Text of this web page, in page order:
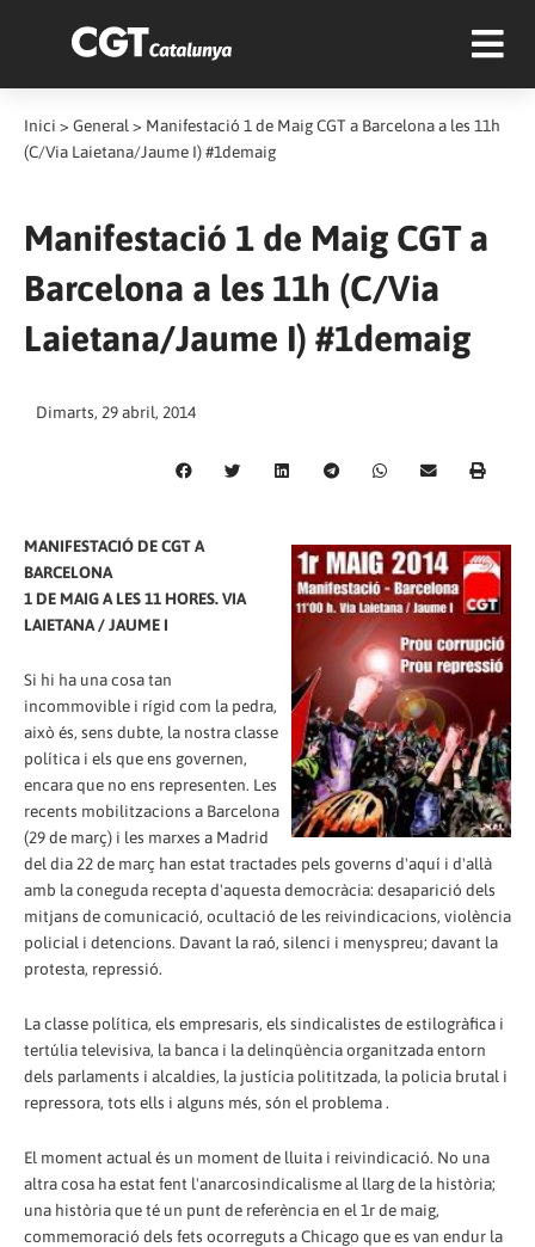
Inici > General > Manifestació 1 de Maig CGT a Barcelona a les 11h
(C/Via Laietana/Jaume I) #1demaig
Manifestació 1 de Maig CGT a
Barcelona a les 11h (C/Via
Laietana/Jaume I) #1demaig
Dimarts, 29 abril, 2014
MANIFESTACIÓ DE CGT A
BARCELONA
1 DE MAIG A LES 11 HORES. VIA
LAIETANA / JAUME I
Si hi ha una cosa tan
incommovible i rígid com la pedra,
això és, sens dubte, la nostra classe
política i els que ens governen,
encara que no ens representen. Les
recents mobilitzacions a Barcelona
(29 de març) i les marxes a Madrid
del dia 22 de març han estat tractades pels governs d'aquí i d'allà
amb la coneguda recepta d'aquesta democràcia: desaparició dels
mitjans de comunicació, ocultació de les reivindicacions, violència
policial i detencions. Davant la raó, silenci i menyspreu; davant la
protesta, repressió.
La classe política, els empresaris, els sindicalistes de estilogràfica i
tertúlia televisiva, la banca i la delinqüència organitzada entorn
dels parlaments i alcaldies, la justícia polititzada, la policia brutal i
repressora, tots ells i alguns més, són el problema .
El moment actual és un moment de lluita i reivindicació. No una
altra cosa ha estat fent l'anarcosindicalisme al llarg de la història;
una història que té un punt de referència en el 1r de maig,
commemoració dels fets ocorreguts a Chicago que es van endur la